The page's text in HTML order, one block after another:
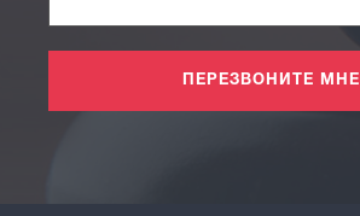
ПЕРЕЗВОНИТЕ МНЕ